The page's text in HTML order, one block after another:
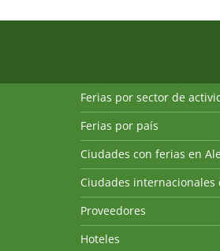
Ferias por sector de
Ferias por país
Ciudades con ferias en
Ciudades internacionales
Proveedores
Hoteles